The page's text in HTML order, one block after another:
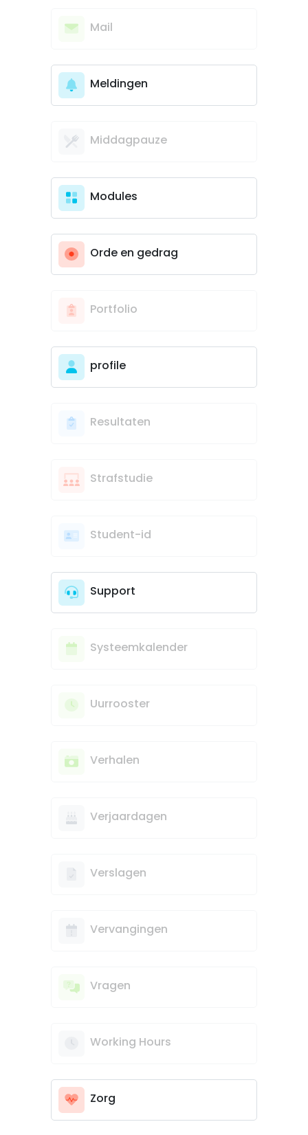
Mail
Meldingen
Middagpauze
Modules
Orde en gedrag
Portfolio
profile
Resultaten
Strafstudie
Student-id
Support
Systeemkalender
Uurrooster
Verhalen
Verjaardagen
Verslagen
Vervangingen
Vragen
Working Hours
Zorg